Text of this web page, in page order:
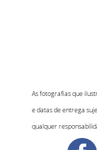
As fotografias que
e datas de entrega
qualquer